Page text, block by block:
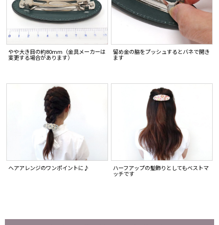
やや大き目の約80mm（金具メーカーは
変更する場合があります）
留め金の脇をプッシュするとバネで開き
ます
ヘアアレンジのワンポイントに♪
ハーフアップの髪飾りとしてもベストマ
ッチです